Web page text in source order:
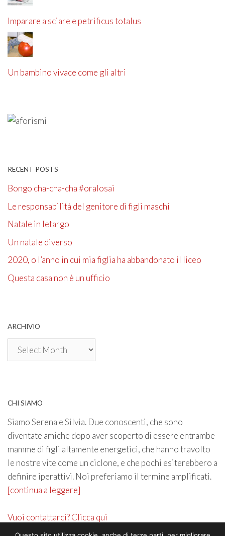
Imparare a sciare e petrificus totalus
Un bambino vivace come gli altri
RECENT POSTS
Bongo cha-cha-cha #oralosai
Le responsabilità del genitore di figli maschi
Natale in letargo
Un natale diverso
2020, o l’anno in cui mia figlia ha abbandonato il liceo
Questa casa non è un ufficio
ARCHIVIO
Archivio
CHI SIAMO
Siamo Serena e Silvia. Due conoscenti, che sono
diventate amiche dopo aver scoperto di essere entrambe
mamme di figli altamente energetici, che hanno travolto
le nostre vite come un ciclone, e che pochi esiterebbero a
definire iperattivi. Noi preferiamo il termine amplificati.
[continua a leggere]
Vuoi contattarci? Clicca qui